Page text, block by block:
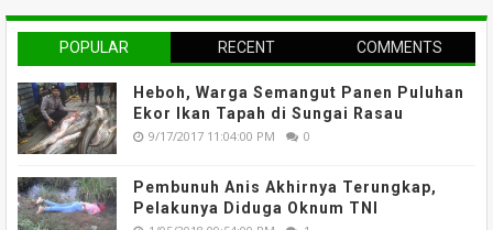
POPULAR RECENT COMMENTS
Heboh, Warga Semangut Panen Puluhan
Ekor Ikan Tapah di Sungai Rasau
9/17/2017 11:04:00 PM 0
Pembunuh Anis Akhirnya Terungkap,
Pelakunya Diduga Oknum TNI